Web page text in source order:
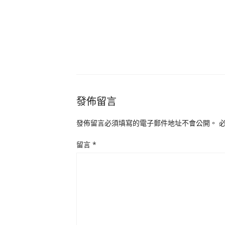
發佈留言
發佈留言必須填寫的電子郵件地址不會公開。
留言 *